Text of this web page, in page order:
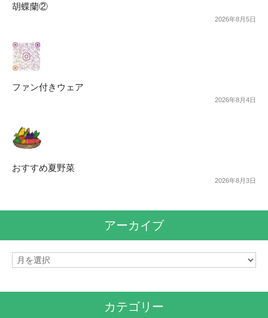
胡蝶蘭②
2026年8月5日
ファン付きウェア
2026年8月4日
おすすめ夏野菜
2026年8月3日
アーカイブ
ア
カテゴリー